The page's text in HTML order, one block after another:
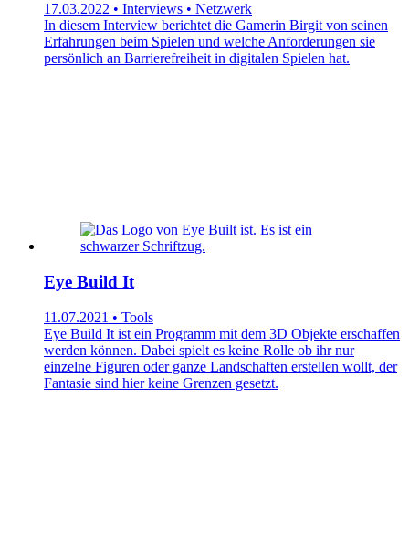
17.03.2022 • Interviews • Netzwerk
In diesem Interview berichtet die Gamerin Birgit von seinen
Erfahrungen beim Spielen und welche Anforderungen sie
persönlich an Barrierefreiheit in digitalen Spielen hat.
Eye Build It
11.07.2021 • Tools
Eye Build It ist ein Programm mit dem 3D Objekte erschaffen
werden können. Dabei spielt es keine Rolle ob ihr nur
einzelne Figuren oder ganze Landschaften erstellen wollt, der
Fantasie sind hier keine Grenzen gesetzt.